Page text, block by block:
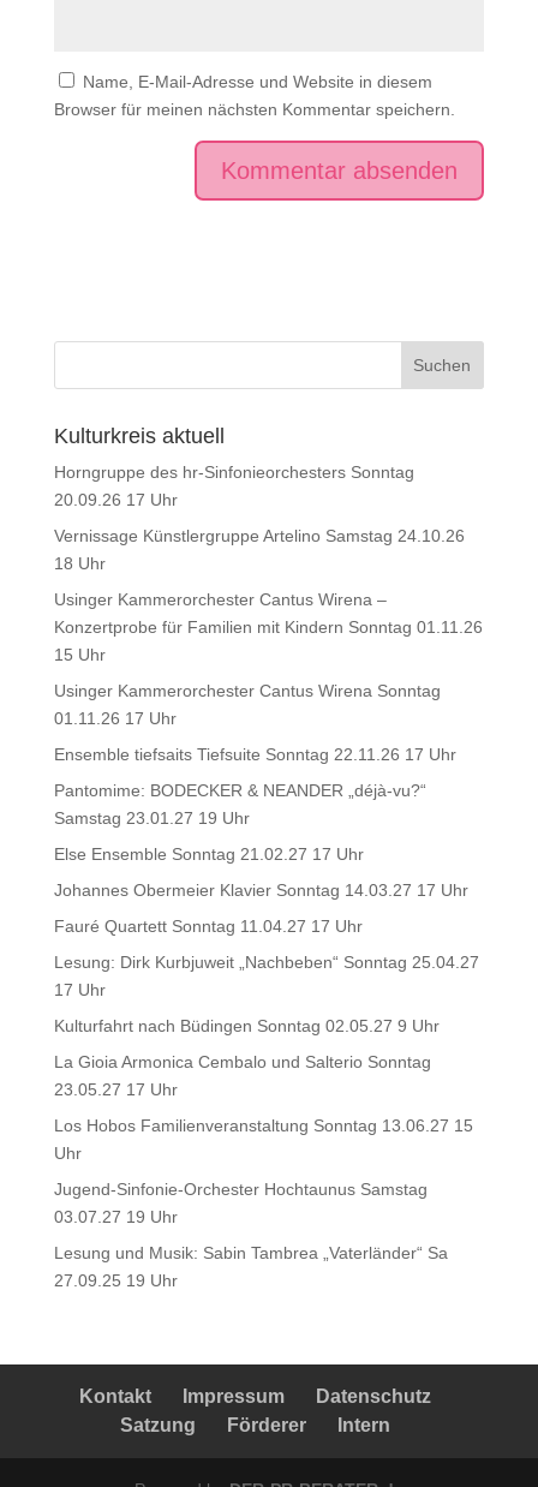
Name, E-Mail-Adresse und Website in diesem
Browser für meinen nächsten Kommentar speichern.
Kulturkreis aktuell
Horngruppe des hr-Sinfonieorchesters Sonntag
20.09.26 17 Uhr
Vernissage Künstlergruppe Artelino Samstag 24.10.26
18 Uhr
Usinger Kammerorchester Cantus Wirena –
Konzertprobe für Familien mit Kindern Sonntag 01.11.26
15 Uhr
Usinger Kammerorchester Cantus Wirena Sonntag
01.11.26 17 Uhr
Ensemble tiefsaits Tiefsuite Sonntag 22.11.26 17 Uhr
Pantomime: BODECKER & NEANDER „déjà-vu?“
Samstag 23.01.27 19 Uhr
Else Ensemble Sonntag 21.02.27 17 Uhr
Johannes Obermeier Klavier Sonntag 14.03.27 17 Uhr
Fauré Quartett Sonntag 11.04.27 17 Uhr
Lesung: Dirk Kurbjuweit „Nachbeben“ Sonntag 25.04.27
17 Uhr
Kulturfahrt nach Büdingen Sonntag 02.05.27 9 Uhr
La Gioia Armonica Cembalo und Salterio Sonntag
23.05.27 17 Uhr
Los Hobos Familienveranstaltung Sonntag 13.06.27 15
Uhr
Jugend-Sinfonie-Orchester Hochtaunus Samstag
03.07.27 19 Uhr
Lesung und Musik: Sabin Tambrea „Vaterländer“ Sa
27.09.25 19 Uhr
Kontakt Impressum
Datenschutz
Satzung
Förderer Intern